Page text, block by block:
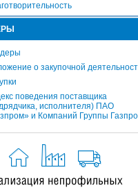
о закупочной
поведения поставщика
исполнителя) ПАО
и Компаний Группы